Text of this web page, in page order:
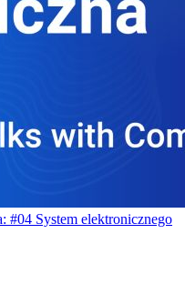
#04 System elektronicznego